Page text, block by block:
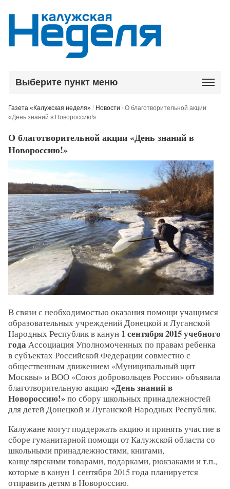
Выберите пункт меню
Газета «Калужская неделя» / Новости /О благотворительной акции
«День знаний в Новороссию!»
О благотворительной акции «День знаний в
Новороссию!»
В связи с необходимостью оказания помощи учащимся
образовательных учреждений Донецкой и Луганской
Народных Республик в канун 1 сентября 2015 учебного
годаАссоциация Уполномоченных по правам ребенка
в субъектах Российской Федерации совместно с
общественным движением «Муниципальный щит
Москвы» и ВОО «Союз добровольцев России» объявила
благотворительную акцию«День знаний в
Новороссию!»по сбору школьных принадлежностей
для детей Донецкой и Луганской Народных Республик.
Калужане могут поддержать акцию и принять участие в
сборе гуманитарной помощи от Калужской области со
школьными принадлежностями, книгами,
канцелярскими товарами, подарками, рюкзаками и т.п.,
которые в канун 1 сентября 2015 года планируется
отправить детям в Новороссию.